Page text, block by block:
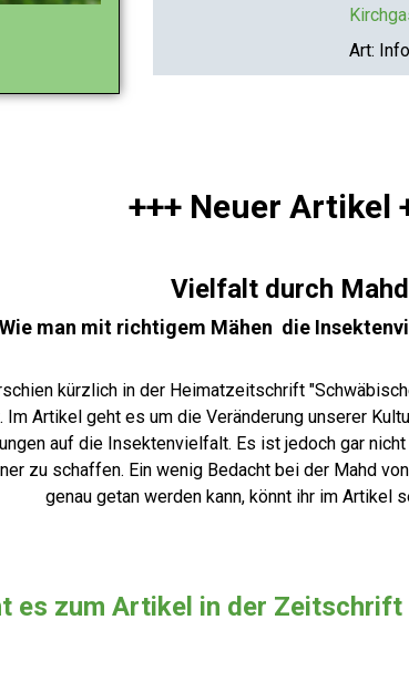
Art:
+++ Neuer Artikel
Vielfalt durch Mahd
Wie man mit richtigem Mähen die
kürzlich in der Heimatzeitschrift
Artikel geht es um die Veränderung unserer
auf die Insektenvielfalt. Es ist jedoch gar
zu schaffen. Ein wenig Bedacht bei der Mahd
genau getan werden kann, könnt ihr im Artikel
es zum Artikel in der Zeitschrift